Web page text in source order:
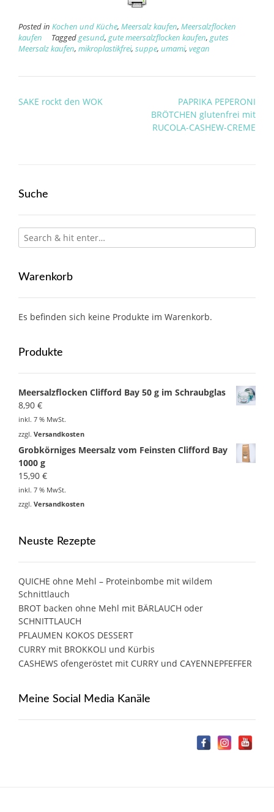
Posted in Kochen und Küche, Meersalz kaufen, Meersalzflocken
kaufen
Taggedgesund, gute meersalzflocken kaufen, gutes
Meersalz kaufen, mikroplastikfrei, suppe, umami, vegan
Post
SAKE rockt den WOK
PAPRIKA PEPERONI
BRÖTCHEN glutenfrei mit
RUCOLA-CASHEW-CREME
Suche
Warenkorb
Es befinden sich keine Produkte im Warenkorb.
Produkte
Meersalzflocken Clifford Bay 50 g im Schraubglas
8,90 €
inkl. 7 % MwSt.
zzgl. Versandkosten
Grobkörniges Meersalz vom Feinsten Clifford Bay
1000 g
15,90 €
inkl. 7 % MwSt.
zzgl. Versandkosten
Neuste Rezepte
QUICHE ohne Mehl – Proteinbombe mit wildem
Schnittlauch
BROT backen ohne Mehl mit BÄRLAUCH oder
SCHNITTLAUCH
PFLAUMEN KOKOS DESSERT
CURRY mit BROKKOLI und Kürbis
CASHEWS ofengeröstet mit CURRY und CAYENNEPFEFFER
Meine Social Media Kanäle